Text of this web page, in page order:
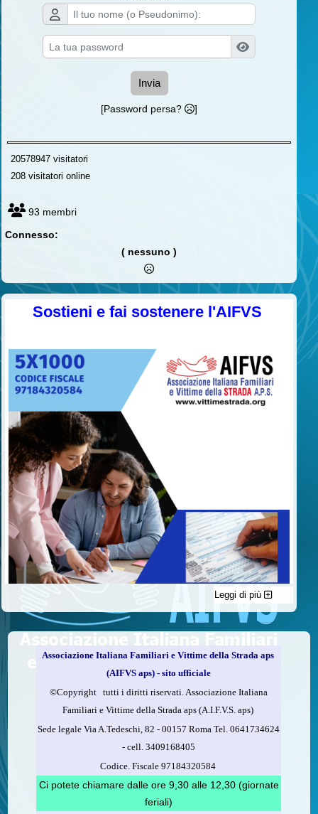
Invia
[Password persa? ]
20578947 visitatori
208 visitatori online
93 membri
Connesso:
( nessuno )
Sostieni e fai sostenere l'AIFVS
C'è un modo di contribuire alle attività dell’A.I.F.V.S. a favore
delle vittime della strada e per dare giustizia ai superstiti ed ai
loro familiari che non costa nulla: devolvere il 5 per mille della
propria dichiarazione dei redditi all’A.I.F.V.S.
Come fare
Compila la scheda CUD o del modello 730.
Firma nel riquadro indicato come “Sostegno delle
organizzazioni non lucrative di utilità sociale, delle associazioni
Indica nel riquadro il codice fiscale dell’A.I.F.V.S.:
97184320584
Leggi di più
Associazione Italiana Familiari e Vittime della Strada aps
(AIFVS aps) - sito ufficiale
©​Copyright tutti i diritti riservati. Associazione Italiana
Familiari e Vittime della Strada aps (A.I.F.V.S. aps)
Sede legale Via A.Tedeschi, 82 - 00157 Roma Tel. 0641734624
-cell.3409168405
Codice. Fiscale 97184320584
Ci potete chiamare dalle ore 9,30 alle 12,30 (giornate
feriali)